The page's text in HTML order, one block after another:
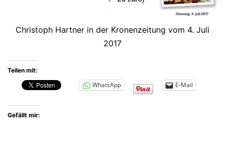
Christoph Hartner in der Kronenzeitung vom 4. Juli
2017
Teilen mit:
WhatsApp E-Mail
Gefällt mir: